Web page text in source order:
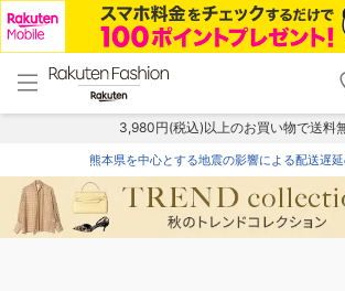
menu home
トップ
3,980円(税込)以上のお買い物で送料
熊本県を中心とする地震の影響による配送遅